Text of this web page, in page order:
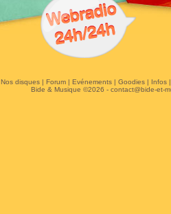
Nos disques| Forum| Evénements| Goodies| Infos
Bide & Musique ©2026 - contact@bide-et-